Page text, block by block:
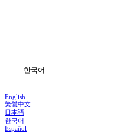
한국어
English
繁體中文
日本語
한국어
Español